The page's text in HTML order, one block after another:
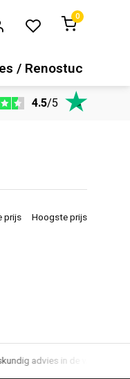
0
/ Renostuc
website 1100m2
4.5/5
prijs Hoogste prijs
website